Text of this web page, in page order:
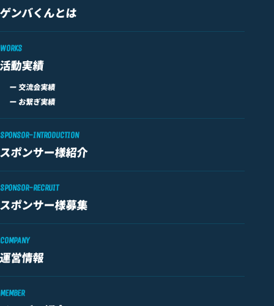
ンバくんとは
WORKS
動実績
ー 交流会実績
ー お繋ぎ実績
SPONSOR-INTRODUCTION
ポンサー様紹介
SPONSOR-RECRUIT
ポンサー様募集
COMPANY
営情報
MEMBER